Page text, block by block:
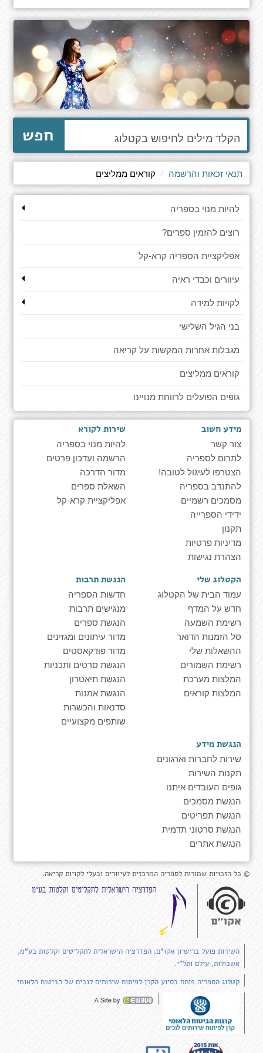
הקלד
מילים
לחיפוש
באתר
חפש
תנאי זכאות והרשמה קוראים ממליצים
להיות מנוי בספריה
רוצים להזמין ספרים?
אפליקציית הספריה קרא-קל
עיוורים וכבדי ראיה
לקויות למידה
בני הגיל השלישי
מגבלות אחרות המקשות על קריאה
קוראים ממליצים
גופים הפועלים לרווחת מנויינו
מידע חשוב
צור קשר
לתרום לספריה
הצטרפו לעיגול לטובה!
להתנדב בספריה
מסמכים רשמיים
ידידי הספרייה
תקנון
מדיניות פרטיות
הצהרת נגישות
שירות לקורא
להיות מנוי בספריה
הרשמה ועדכון פרטים
מדור הדרכה
השאלת ספרים
אפליקציית קרא-קל
הקטלוג שלי
עמוד הבית של הקטלוג
חדש על המדף
רשימת השמעה
סל הזמנות הדואר
ההשאלות שלי
רשימת השמורים
המלצות מערכת
המלצות קוראים
הנגשת תרבות
חדשות הספריה
מנגישים תרבות
הנגשת ספרים
מדור עיתונים ומגזינים
מדור פודקאסטים
הנגשת סרטים ותכניות
הנגשת תיאטרון
הנגשת אמנות
סדנאות והכשרות
שותפים מקצועיים
הנגשת מידע
שירות לחברות וארגונים
תקנות השירות
גופים העובדים איתנו
הנגשת מסמכים
הנגשת תפריטים
הנגשת סרטוני תדמית
הנגשת אתרים
© כל הזכויות שמורות לספריה המרכזית לעיוורים ובעלי לקויות קריאה.
השירות פועל ברישיון אקו"ם, הפדרציה הישראלית לתקליטים וקלטות בע"מ,
אשכולות, עילם ותל"י.
קטלוג הספריה פותח בסיוע הקרן לפיתוח שירותים לנכים של הביטוח הלאומי